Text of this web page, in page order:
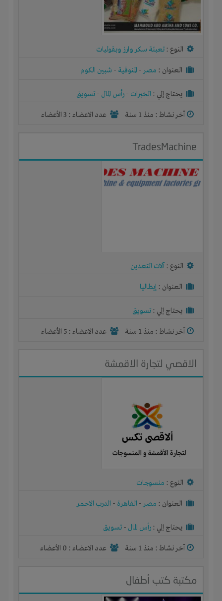
النوع : تعبئة سكر وارز وبقوليات
العنوان : مصر- المنوفية - شبين الكوم
يحتاج إلي : الخبرات - رأس المال - تسويق
آخر نشاط : منذ 1 سنة عدد الاعضاء : 3 الأعضاء
TradesMachine
النوع : آلات التعدين
العنوان : إيطاليا
يحتاج إلي : تسويق
آخر نشاط : منذ 1 سنة عدد الاعضاء : 5 الأعضاء
الاقصي لتجارة الاقمشة
النوع : منسوجات
العنوان : مصر- القاهرة - الدرب الاحمر
يحتاج إلي : رأس المال - تسويق
آخر نشاط : منذ 1 سنة عدد الاعضاء : 0 الأعضاء
مكتبة كتب أطفال